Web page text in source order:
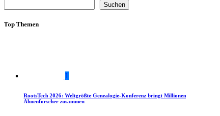
Suchen
Top Themen
1
RootsTech 2026: Weltgrößte Genealogie-Konferenz bringt Millionen
Ahnenforscher zusammen